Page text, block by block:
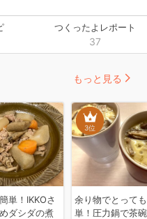
つくったよレポート
37
単！IKKOさ
ダシダの煮
3位
余り物でとって
単！圧力鍋で茶
もっと見る